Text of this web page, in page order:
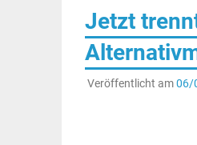
Jetzt
Veröffentlicht am06/